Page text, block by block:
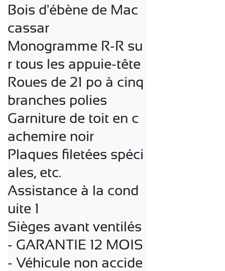
Bois d'ébène de Mac
cassar
Monogramme R-R su
r tous les appuie-tête
Roues de 21 po à cinq
branches polies
Garniture de toit en c
achemire noir
Plaques filetées spéci
ales, etc.
Assistance à la cond
uite 1
Sièges avant ventilés
- GARANTIE 12 MOIS
- Véhicule non accide